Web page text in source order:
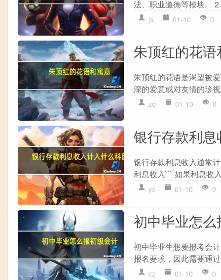
法、职业道德等模块。
js 01-10 0
朱顶红的花语
朱顶红的花语是渴望被
深的爱意或对友情的珍
zd 01-10 0
银行存款利
银行存款利息收入通常
利息收入``` 如果利息收
yx 01-10 0
初中毕业怎
初中毕业生想要报考会
报名要求，因此需要通
cz 01-10 0